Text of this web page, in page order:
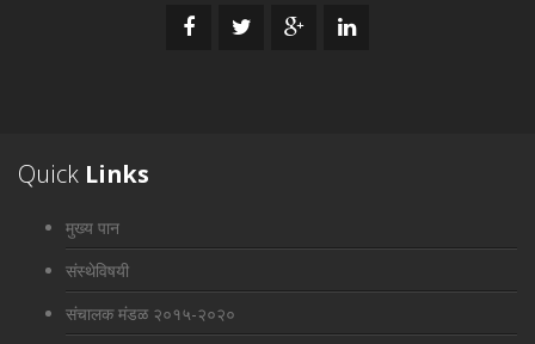
Quick Links
मुख्य पान
संस्थेविषयी
संचालक मंडळ २०१५-२०२०